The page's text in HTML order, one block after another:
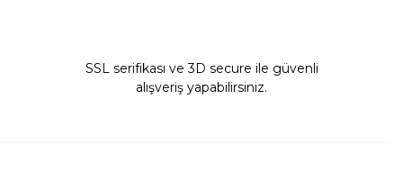
SSL serifikası ve 3D secure ile güvenli
alışveriş yapabilirsiniz.